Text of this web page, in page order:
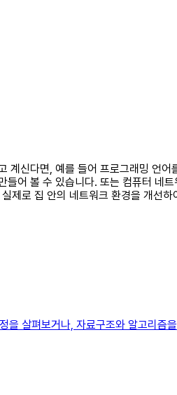
계신다면, 예를 들어 프로그래밍 언
어 볼 수 있습니다. 또는 컴퓨터 네
제로 집 안의 네트워크 환경을 개선
살펴보거나, 자료구조와 알고리즘